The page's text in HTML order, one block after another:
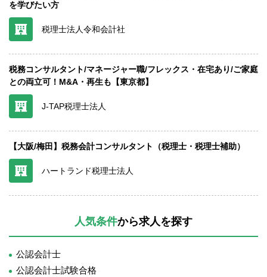
を学びたい方
税理士法人令和会計社
税務コンサルタント/マネージャー職/フレックス・在宅あり/ご家庭
との両立可！M&A・再生も【東京都】
J-TAP税理士法人
【大阪/梅田】税務会計コンサルタント（税理士・税理士補助）
ハートランド税理士法人
人気条件から求人を探す
公認会計士
公認会計士試験合格